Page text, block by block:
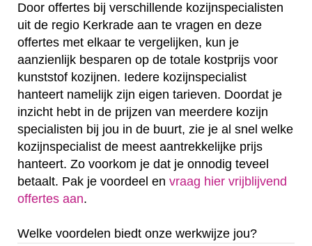
Door offertes bij verschillende kozijnspecialisten
uit de regio Kerkrade aan te vragen en deze
offertes met elkaar te vergelijken, kun je
aanzienlijk besparen op de totale kostprijs voor
kunststof kozijnen. Iedere kozijnspecialist
hanteert namelijk zijn eigen tarieven. Doordat je
inzicht hebt in de prijzen van meerdere kozijn
specialisten bij jou in de buurt, zie je al snel welke
kozijnspecialist de meest aantrekkelijke prijs
hanteert. Zo voorkom je dat je onnodig teveel
betaalt. Pak je voordeel en vraag hier vrijblijvend
offertes aan.
Welke voordelen biedt onze werkwijze jou?